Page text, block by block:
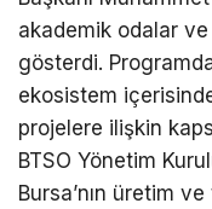
akademik odalar
gösterdi.
ekosistem
projelere ilişkin
BTSO Yönetim
Bursa’nın üretim